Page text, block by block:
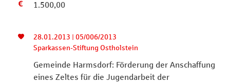
1.500,00
28.01.2013 | 05/006/2013
Sparkassen-Stiftung Ostholstein
Gemeinde Harmsdorf: Förderung der Anschaffung
eines Zeltes für die Jugendarbeit der